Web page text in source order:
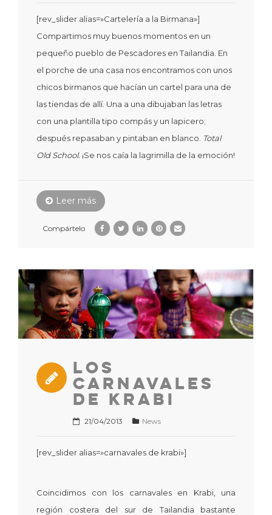
[rev_slider alias=»Cartelería a la Birmana»]
Compartimos muy buenos momentos en un
pequeño pueblo de Pescadores en Tailandia. En
el porche de una casa nos encontramos con unos
chicos birmanos que hacían un cartel para una de
las tiendas de allí. Una a una dibujaban las letras
con una plantilla tipo compás y un lapicero;
después repasaban y pintaban en blanco. Total
Old School. ¡Se nos caía la lagrimilla de la emoción!
Leer más
Compártelo
Los
Carnavales
de Krabi
21/04/2013 News
[rev_slider alias=»carnavales de krabi»]
Coincidimos con los carnavales en Krabi, una
región costera del sur de Tailandia bastante